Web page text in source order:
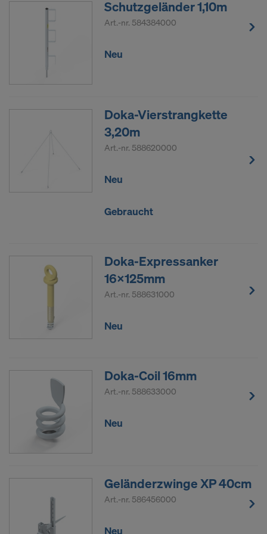
Schutzgeländer 1,10m
Art.-nr. 584384000
Neu
Doka-Vierstrangkette
3,20m
Art.-nr. 588620000
Neu
Gebraucht
Doka-Expressanker
16x125mm
Art.-nr. 588631000
Neu
Doka-Coil 16mm
Art.-nr. 588633000
Neu
Geländerzwinge XP 40cm
Art.-nr. 586456000
Neu